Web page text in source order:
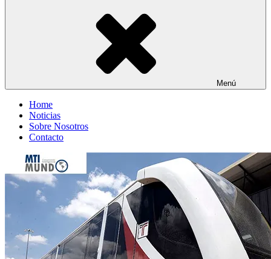
Menú
Home
Noticias
Sobre Nosotros
Contacto